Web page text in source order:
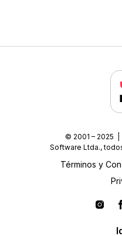
© 2001 – 2025
Software Ltda.,
Términos y